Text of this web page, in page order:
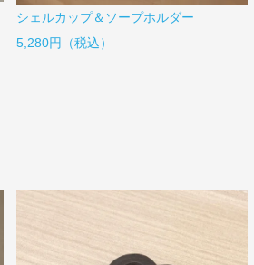
シェルカップ＆ソープホルダー
5,280円（税込）